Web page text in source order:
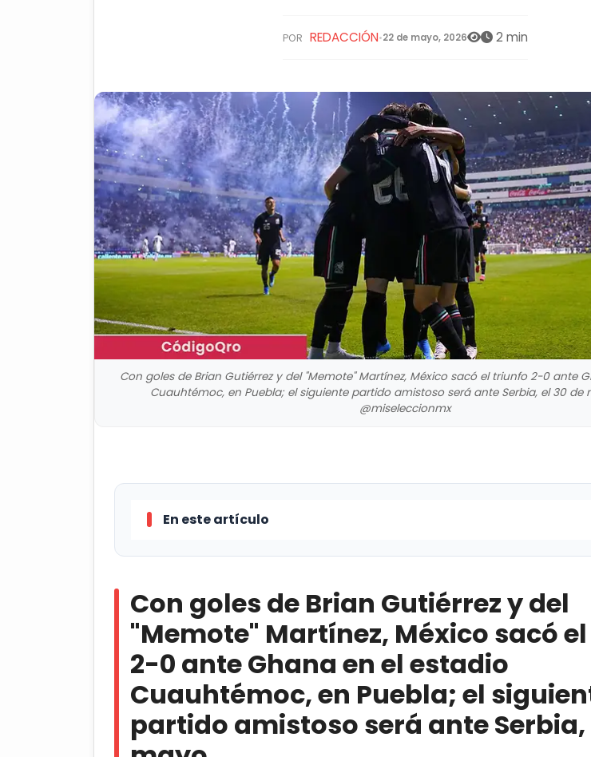
POR REDACCIÓN•22 de mayo, 2026 2 min
Con goles de Brian Gutiérrez y del "Memote" Martínez, México sacó el triunfo 2-0 ante
Cuauhtémoc, en Puebla; el siguiente partido amistoso será ante Serbia, el 30 de
@miseleccionmx
En este artículo
ante Serbia, el 30 de mayo
FIFA sanciona a México con reducción de aforo por grito homofóbico
Con goles de Brian Gutiérrez y del
"Memote" Martínez, México sacó
2-0 ante Ghana en el estadio
Cuauhtémoc, en Puebla; el
partido amistoso será ante Serbia,